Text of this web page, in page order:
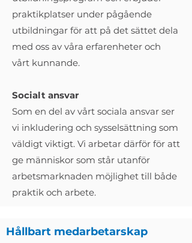
praktikplatser under pågående
utbildningar för att på det sättet dela
med oss av våra erfarenheter och
vårt kunnande.
Socialt ansvar
Som en del av vårt sociala ansvar ser
vi inkludering och sysselsättning som
väldigt viktigt. Vi arbetar därför för att
ge människor som står utanför
arbetsmarknaden möjlighet till både
praktik och arbete.
Hållbart medarbetarskap